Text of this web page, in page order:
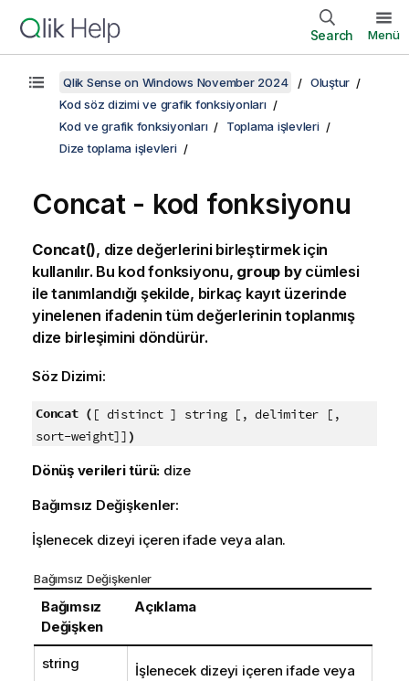
Search Menü
Qlik Sense on Windows November 2024
Oluştur
Kod söz dizimi ve grafik fonksiyonları
Kod ve grafik fonksiyonları
Toplama işlevleri
Dize toplama işlevleri
Concat - kod fonksiyonu
Concat(), dize değerlerini birleştirmek için
kullanılır. Bu kod fonksiyonu, group bycümlesi
ile tanımlandığı şekilde, birkaç kayıt üzerinde
yinelenen ifadenin tüm değerlerinin toplanmış
dize birleşimini döndürür.
Söz Dizimi:
Concat ( [ distinct ] string [, delimiter [,
sort-weight]] )
Dönüş verileri türü: dize
Bağımsız Değişkenler:
İşlenecek dizeyi içeren ifade veya alan.
Bağımsız Değişkenler
Bağımsız
Değişken
Açıklama
string
İşlenecek dizeyi içeren ifade veya